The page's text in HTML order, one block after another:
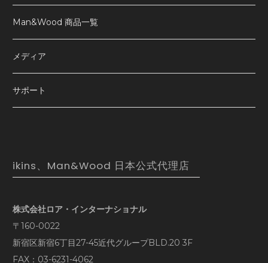
Man&Wood 商品一覧
メディア
サポート
ikins、Man&Wood 日本公式代理店
株式会社ロア・インターナショナル
〒160-0022
新宿区新宿6丁目27-45近代グループBLD.20 3F
FAX：03-6231-4062